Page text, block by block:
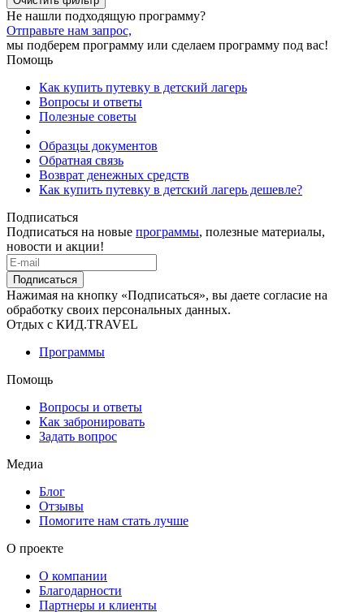
Не нашли подходящую программу?
Отправьте нам запрос,
мы подберем программу или сделаем программу под вас!
Помощь
Как купить путевку в детский лагерь
Вопросы и ответы
Полезные советы
Образцы документов
Обратная связь
Возврат денежных средств
Как купить путевку в детский лагерь дешевле?
Подписаться
Подписаться на новые программы, полезные материалы,
новости и акции!
Подписаться
Нажимая на кнопку «Подписаться», вы даете согласие на
обработку своих персональных данных.
Отдых с КИД.TRAVEL
Программы
Помощь
Вопросы и ответы
Как забронировать
Задать вопрос
Медиа
Блог
Отзывы
Помогите нам стать лучше
О проекте
О компании
Благодарности
Партнеры и клиенты